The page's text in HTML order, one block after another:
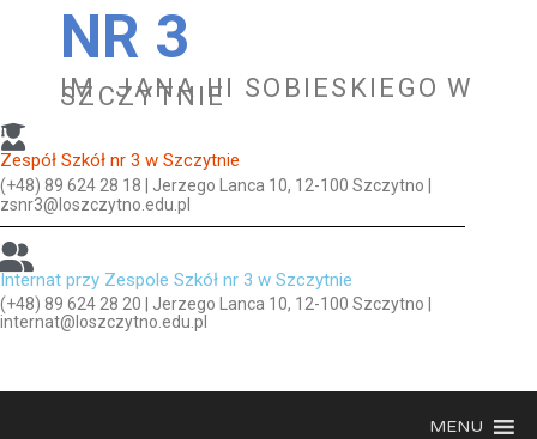
NR 3
IM. JANA III SOBIESKIEGO W
SZCZYTNIE
Zespół Szkół nr 3 w Szczytnie
(+48) 89 624 28 18 | Jerzego Lanca 10, 12-100 Szczytno |
zsnr3@loszczytno.edu.pl
Internat przy Zespole Szkół nr 3 w Szczytnie
(+48) 89 624 28 20 | Jerzego Lanca 10, 12-100 Szczytno |
internat@loszczytno.edu.pl
MENU